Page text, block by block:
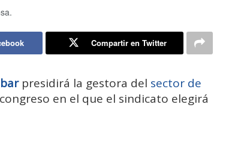
Compartir en Twitter
presidirá la gestora del sector de
en el que el sindicato elegirá